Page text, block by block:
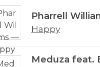
Pharrell
Happy
Meduza feat.